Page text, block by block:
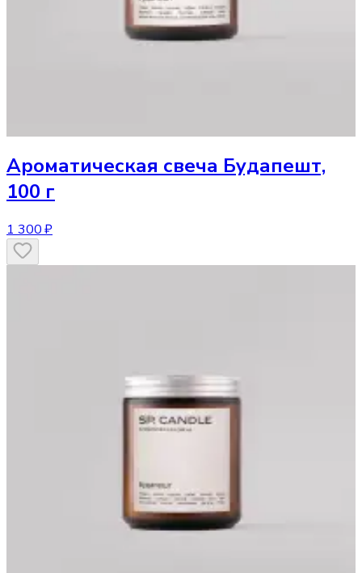
Ароматическая свеча Будапешт,
100 г
1 300 ₽